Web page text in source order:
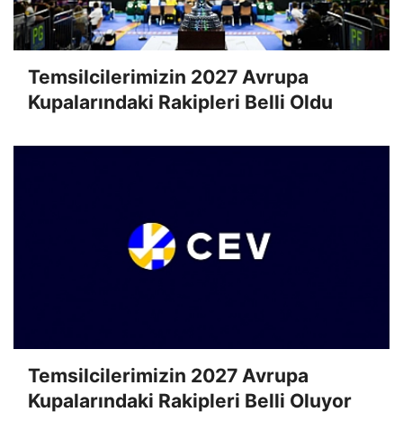
Temsilcilerimizin 2027 Avrupa
Kupalarındaki Rakipleri Belli Oldu
Temsilcilerimizin 2027 Avrupa
Kupalarındaki Rakipleri Belli Oluyor